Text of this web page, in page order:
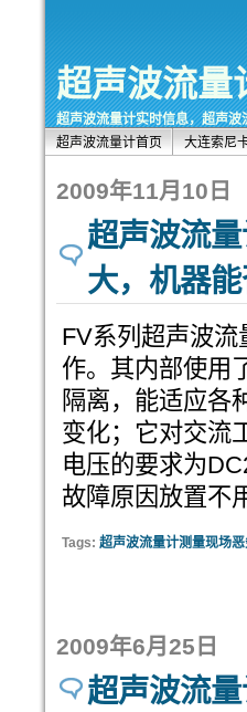
超声波流量
超声波流量计实时信息，超声
超声波流量计首页
大连索尼
2009年11月10日
超声波流
大，机器
FV系列超声波
作。其内部使用
隔离，能适应各
变化；它对交流
电压的要求为
故障原因放置不
Tags: 超声波流量计测量现场
2009年6月25日
超声波流